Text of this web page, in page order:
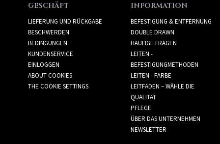
GESCHÄFT
LIEFERUNG UND RÜCKGABE
BESCHWERDEN
BEDINGUNGEN
KUNDENSERVICE
EINLOGGEN
ABOUT COOKIES
THE COOKIE SETTINGS
INFORMATION
BEFESTIGUNG & ENTFERNUNG
DOUBLE DRAWN
HÄUFIGE FRAGEN
LEITEN -
BEFESTIGUNGMETHODEN
LEITEN - FARBE
LEITFADEN – WÄHLE DIE
QUALITÄT
PFLEGE
ÜBER DAS UNTERNEHMEN
NEWSLETTER